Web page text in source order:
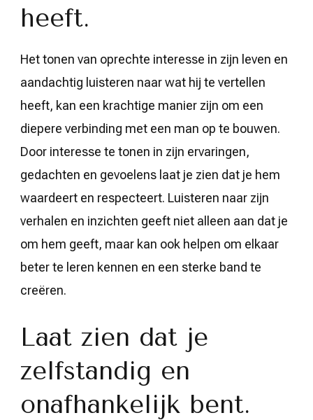
heeft.
Het tonen van oprechte interesse in zijn leven en
aandachtig luisteren naar wat hij te vertellen
heeft, kan een krachtige manier zijn om een
diepere verbinding met een man op te bouwen.
Door interesse te tonen in zijn ervaringen,
gedachten en gevoelens laat je zien dat je hem
waardeert en respecteert. Luisteren naar zijn
verhalen en inzichten geeft niet alleen aan dat je
om hem geeft, maar kan ook helpen om elkaar
beter te leren kennen en een sterke band te
creëren.
Laat zien dat je
zelfstandig en
onafhankelijk bent.